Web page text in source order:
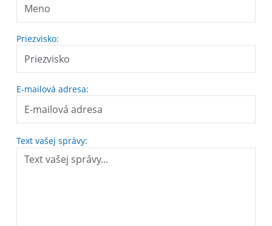
Priezvisko:
E-mailová adresa:
Text vašej správy: